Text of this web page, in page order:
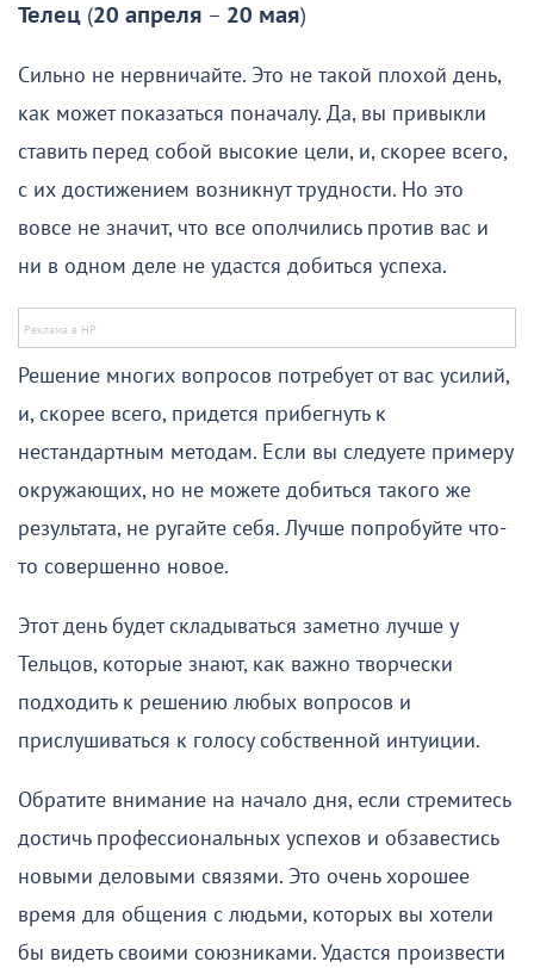
Телец (20 апреля – 20 мая)
Сильно не нервничайте. Это не такой плохой день,
как может показаться поначалу. Да, вы привыкли
ставить перед собой высокие цели, и, скорее всего,
с их достижением возникнут трудности. Но это
вовсе не значит, что все ополчились против вас и
ни в одном деле не удастся добиться успеха.
Решение многих вопросов потребует от вас усилий,
и, скорее всего, придется прибегнуть к
нестандартным методам. Если вы следуете примеру
окружающих, но не можете добиться такого же
результата, не ругайте себя. Лучше попробуйте что-
то совершенно новое.
Этот день будет складываться заметно лучше у
Тельцов, которые знают, как важно творчески
подходить к решению любых вопросов и
прислушиваться к голосу собственной интуиции.
Обратите внимание на начало дня, если стремитесь
достичь профессиональных успехов и обзавестись
новыми деловыми связями. Это очень хорошее
время для общения с людьми, которых вы хотели
бы видеть своими союзниками. Удастся произвести